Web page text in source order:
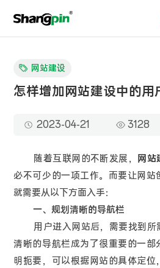
网站建设
怎样增加网站建设中的用
2023-04-21 3128
随着互联网的不断发展， 网站
必不可少的一项工作。而要让网站
就需要从以下方面入手：
一、规划清晰的导航栏
用户进入网站后，需要找到所
清晰的导航栏成为了很重要的一部
明扼要，可以根据网站的具体定位